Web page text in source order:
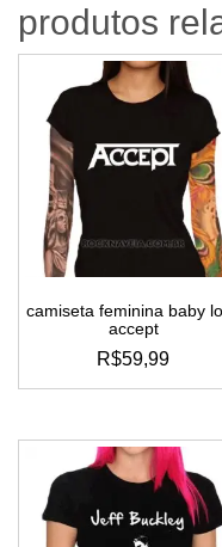
produtos
camiseta feminina baby
accept
R$59,99
este
tem
várias
variantes.
as
opções